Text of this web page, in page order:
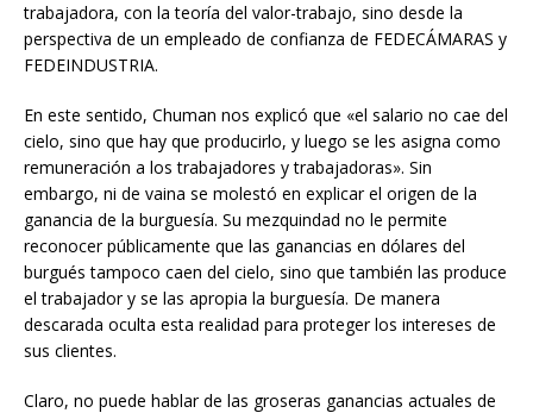
trabajadora, con la teoría del valor-trabajo, sino desde la
perspectiva de un empleado de confianza de FEDECÁMARAS y
FEDEINDUSTRIA.
En este sentido, Chuman nos explicó que «el salario no cae del
cielo, sino que hay que producirlo, y luego se les asigna como
remuneración a los trabajadores y trabajadoras». Sin
embargo, ni de vaina se molestó en explicar el origen de la
ganancia de la burguesía. Su mezquindad no le permite
reconocer públicamente que las ganancias en dólares del
burgués tampoco caen del cielo, sino que también las produce
el trabajador y se las apropia la burguesía. De manera
descarada oculta esta realidad para proteger los intereses de
sus clientes.
Claro, no puede hablar de las groseras ganancias actuales de